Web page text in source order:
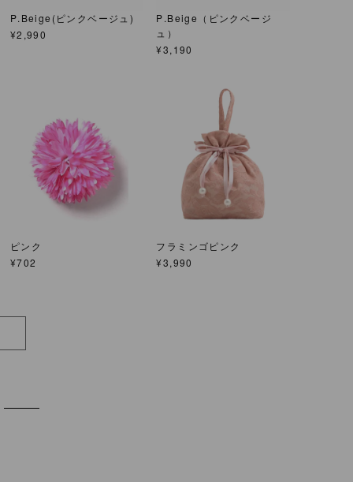
P.Beige(ピンクベージュ)
¥2,990
P.Beige（ピンクベージ
ュ）
¥3,190
ピンク
¥702
フラミンゴピンク
¥3,990